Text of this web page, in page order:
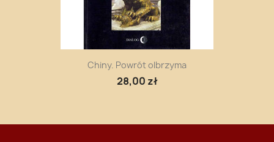
Chiny. Powrót olbrzyma
28,00 zł